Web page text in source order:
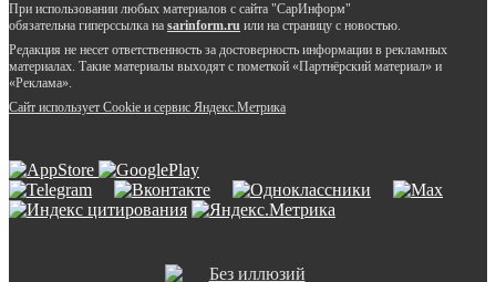
При использовании любых материалов с сайта "СарИнформ"
обязательна гиперссылка на sarinform.ru или на страницу с новостью.
Редакция не несет ответственность за достоверность информации в рекламных
материалах. Такие материалы выходят с пометкой «Партнёрский материал» и
«Реклама».
Сайт использует Cookie и сервиc Яндекс.Метрика